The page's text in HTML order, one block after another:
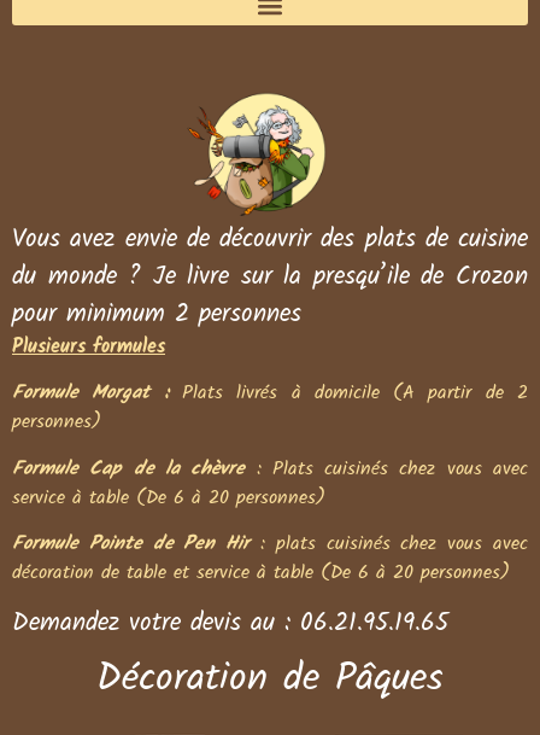
Vous avez envie de découvrir des plats de cuisine
du monde ? Je livre sur la presqu’ile de Crozon
pour minimum 2 personnes
Plusieurs formules
Formule Morgat :Plats livrés à domicile (A partir de 2
personnes)
Formule Cap de la chèvre: Plats cuisinés chez vous avec
service à table (De 6 à 20 personnes)
Formule Pointe de Pen Hir : plats cuisinés chez vous avec
décoration de table et service à table (De 6 à 20 personnes)
Demandez votre devis au : 06.21.95.19.65
Décoration de Pâques